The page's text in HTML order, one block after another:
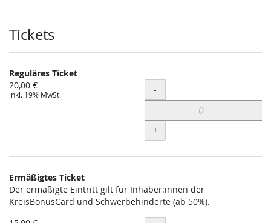
Produkte
Tickets
Reguläres Ticket
20,00 €
inkl. 19% MwSt. Menge
-
+
Ermäßigtes Ticket
Der ermäßigte Eintritt gilt für Inhaber:innen der
KreisBonusCard und Schwerbehinderte (ab 50%).